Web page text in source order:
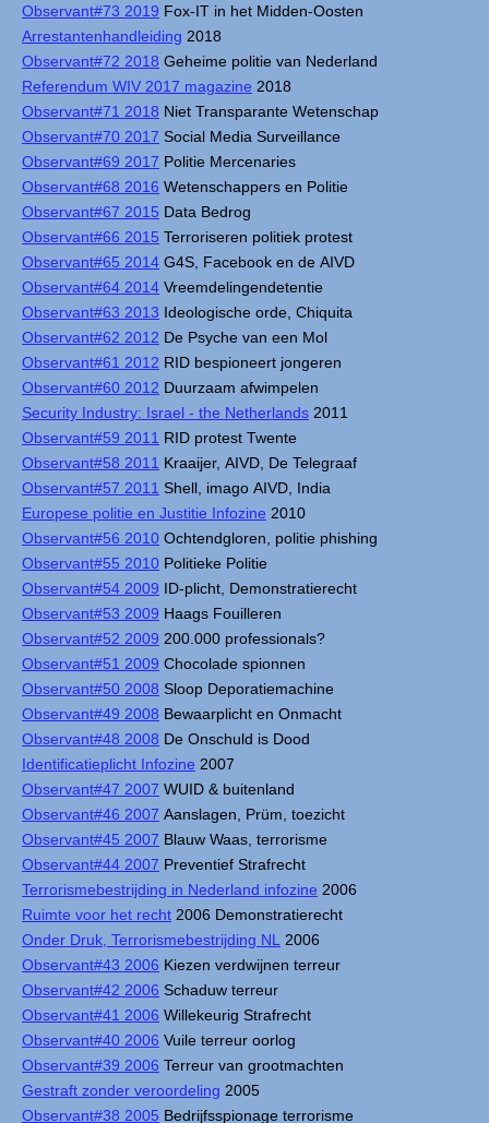
Observant#73 2019 Fox-IT in het Midden-Oosten
Arrestantenhandleiding 2018
Observant#72 2018 Geheime politie van Nederland
Referendum WIV 2017 magazine 2018
Observant#71 2018 Niet Transparante Wetenschap
Observant#70 2017 Social Media Surveillance
Observant#69 2017 Politie Mercenaries
Observant#68 2016 Wetenschappers en Politie
Observant#67 2015 Data Bedrog
Observant#66 2015 Terroriseren politiek protest
Observant#65 2014 G4S, Facebook en de AIVD
Observant#64 2014 Vreemdelingendetentie
Observant#63 2013 Ideologische orde, Chiquita
Observant#62 2012 De Psyche van een Mol
Observant#61 2012 RID bespioneert jongeren
Observant#60 2012 Duurzaam afwimpelen
Security Industry: Israel - the Netherlands 2011
Observant#59 2011 RID protest Twente
Observant#58 2011 Kraaijer, AIVD, De Telegraaf
Observant#57 2011 Shell, imago AIVD, India
Europese politie en Justitie Infozine 2010
Observant#56 2010 Ochtendgloren, politie phishing
Observant#55 2010 Politieke Politie
Observant#54 2009 ID-plicht, Demonstratierecht
Observant#53 2009 Haags Fouilleren
Observant#52 2009 200.000 professionals?
Observant#51 2009 Chocolade spionnen
Observant#50 2008 Sloop Deporatiemachine
Observant#49 2008 Bewaarplicht en Onmacht
Observant#48 2008 De Onschuld is Dood
Identificatieplicht Infozine 2007
Observant#47 2007 WUID & buitenland
Observant#46 2007 Aanslagen, Prüm, toezicht
Observant#45 2007 Blauw Waas, terrorisme
Observant#44 2007 Preventief Strafrecht
Terrorismebestrijding in Nederland infozine 2006
Ruimte voor het recht 2006 Demonstratierecht
Onder Druk, Terrorismebestrijding NL
2006
Observant#43 2006 Kiezen verdwijnen terreur
Observant#42 2006 Schaduw terreur
Observant#41 2006 Willekeurig Strafrecht
Observant#40 2006 Vuile terreur oorlog
Observant#39 2006 Terreur van grootmachten
Gestraft zonder veroordeling 2005
Observant#38 2005 Bedrijfsspionage terrorisme